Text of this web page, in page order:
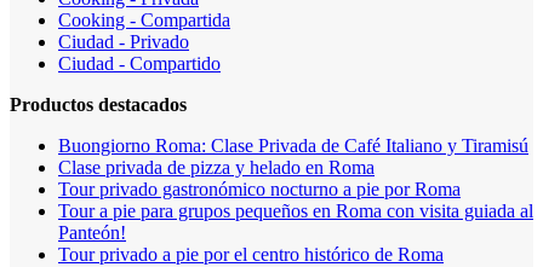
Cooking - Compartida
Ciudad - Privado
Ciudad - Compartido
Productos destacados
Buongiorno Roma: Clase Privada de Café Italiano y Tiramisú
Clase privada de pizza y helado en Roma
Tour privado gastronómico nocturno a pie por Roma
Tour a pie para grupos pequeños en Roma con visita guiada al
Panteón!
Tour privado a pie por el centro histórico de Roma